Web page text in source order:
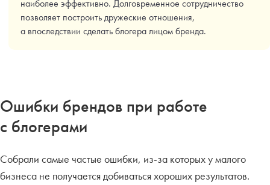
наиболее эффективно. Долговременное сотрудничество
позволяет построить дружеские отношения,
а впоследствии сделать блогера лицом бренда.
Ошибки брендов при работе
с блогерами
Собрали самые частые ошибки, из-за которых у малого
бизнеса не получается добиваться хороших результатов.